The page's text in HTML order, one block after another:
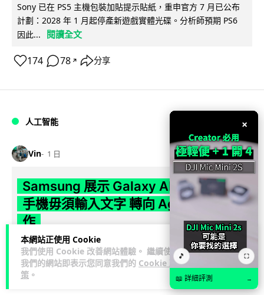
本網站正使用 Cookie
我們使用 Cookie 改善網站體驗。 繼續使用
我們的網站即表示您同意我們的 Cookie 政
策 。
Sony 已在 PS5 主機包裝加貼提示貼紙，重申官方 7 月已公布
計劃：2028 年 1 月起停產新遊戲實體光碟。分析師預期 PS6
因此...
閱讀全文
174 78 ↗ 分享
人工智能
Vin 1 日
Samsung 展示 Galaxy AI 新方向 未來
手機毋須輸入文字 轉向 Agent 全自動操
作
Samsung 電子 MX 部門顧客體驗辦公室主管兼副總裁 Jay Kim
表示，品牌正推動 Galaxy AI 邁向全自動化 Agent...
閱讀全
文
×
🎵 ⛶
📖 詳細評測 →